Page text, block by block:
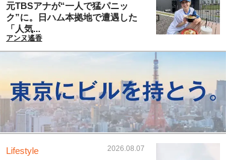
元TBSアナが“一人で猛パニッ
ク”に。日ハム本拠地で遭遇した
「人気...
アンヌ遙香
Lifestyle 2026.08.07